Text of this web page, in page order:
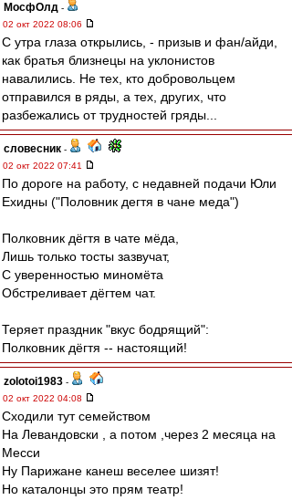
МосфОлд -
02 окт 2022 08:06
С утра глаза открылись, - призыв и фан/айди,
как братья близнецы на уклонистов
навалились. Не тех, кто добровольцем
отправился в ряды, а тех, других, что
разбежались от трудностей гряды...
словесник -
02 окт 2022 07:41
По дороге на работу, с недавней подачи Юли
Ехидны ("Половник дегтя в чане меда")
Полковник дёгтя в чате мёда,
Лишь только тосты зазвучат,
С уверенностью миномёта
Обстреливает дёгтем чат.
Теряет праздник "вкус бодрящий":
Полковник дёгтя -- настоящий!
zolotoi1983 -
02 окт 2022 04:08
Сходили тут семейством
На Левандовски , а потом ,через 2 месяца на
Месси
Ну Парижане канеш веселее шизят!
Но каталонцы это прям театр!